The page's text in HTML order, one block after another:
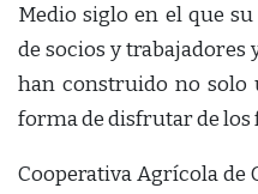
Medio siglo en el que
de socios y
han construido no solo
forma de disfrutar de los
Cooperativa Agrícola de